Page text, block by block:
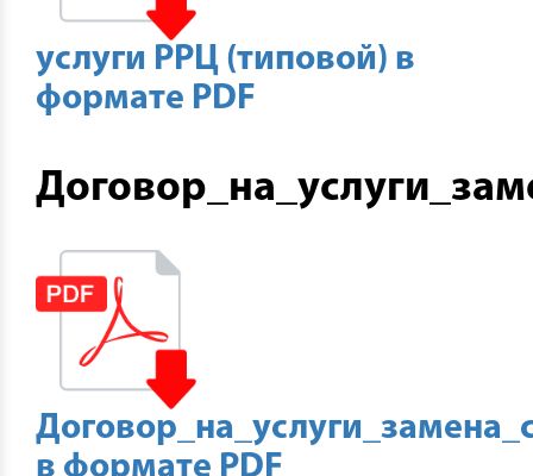
услуги РРЦ (типовой) в
формате PDF
в формате PDF